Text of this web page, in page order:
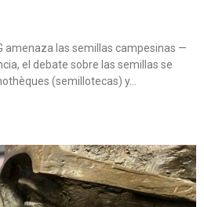
amenaza las semillas campesinas —
el debate sobre las semillas se
(semillotecas) y…